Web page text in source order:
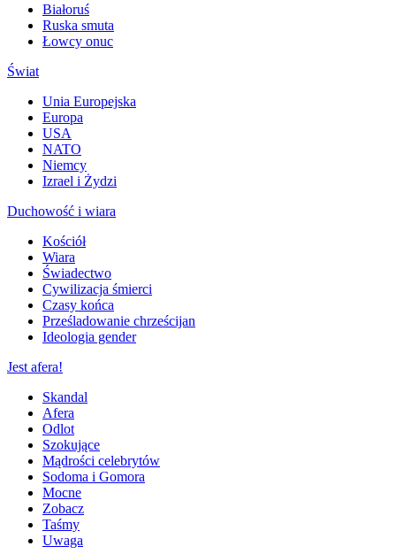
Białoruś
Ruska smuta
Łowcy onuc
Świat
Unia Europejska
Europa
USA
NATO
Niemcy
Izrael i Żydzi
Duchowość i wiara
Kościół
Wiara
Świadectwo
Cywilizacja śmierci
Czasy końca
Prześladowanie chrześcijan
Ideologia gender
Jest afera!
Skandal
Afera
Odlot
Szokujące
Mądrości celebrytów
Sodoma i Gomora
Mocne
Zobacz
Taśmy
Uwaga